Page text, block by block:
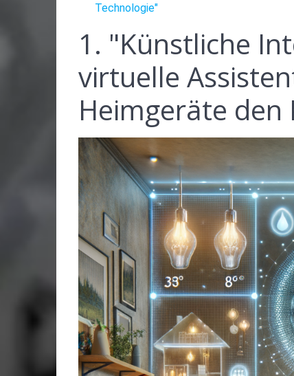
Technologie"
1. "Künstliche
virtuelle
Heimgeräte